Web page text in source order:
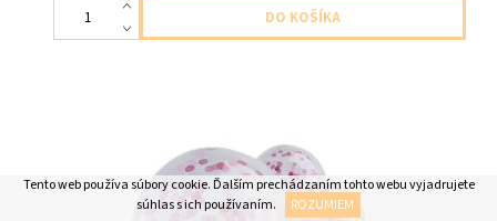
latexový balón ciry s ruzovymi konfetami 5ks v balení velkost do
30cm dodavame nenafukane
Tento web používa súbory cookie. Ďalším prechádzaním tohto webu vyjadrujete
súhlas s ich používaním.
ROZUMIEM